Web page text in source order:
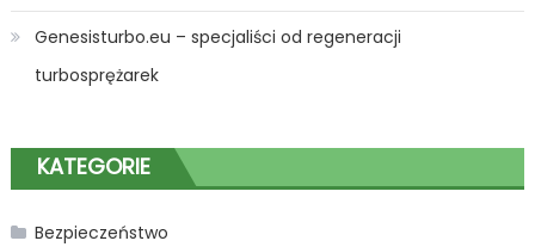
Genesisturbo.eu – specjaliści od regeneracji
turbosprężarek
KATEGORIE
Bezpieczeństwo